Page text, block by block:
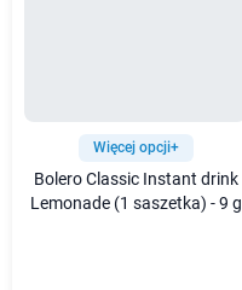
Więcej opcji+
Bolero Classic Instant drink
Lemonade (1 saszetka) - 9 g